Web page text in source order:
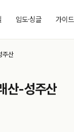
임도·싱글 가이드
주산
산-성주산